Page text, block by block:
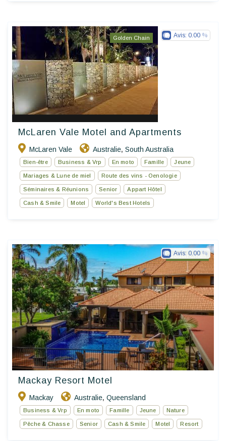
Golden Chain
McLaren Vale Motel and Apartments
McLaren Vale Australie, South Australia
Avis: 0.00
Bien-être Business & Vrp En moto Famille Jeune
Mariages & Lune de miel Route des vins - Oenologie
Séminaires & Réunions Senior Appart Hôtel
Cash & Smile Motel World's Best Hotels
Golden Chain
Mackay Resort Motel
Mackay Australie, Queensland
Avis: 0.00
Business & Vrp En moto Famille Jeune Nature
Pêche & Chasse Senior Cash & Smile Motel Resort